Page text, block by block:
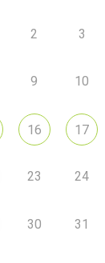
2 3
9 10
16 17
23 24
30 31